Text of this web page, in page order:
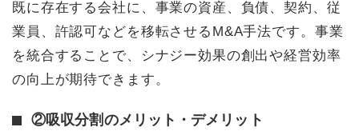
既に存在する会社に、事業の資産、負債、契約、従
業員、許認可などを移転させるM&A手法です。事業
を統合することで、シナジー効果の創出や経営効率
の向上が期待できます。
②吸収分割のメリット・デメリット